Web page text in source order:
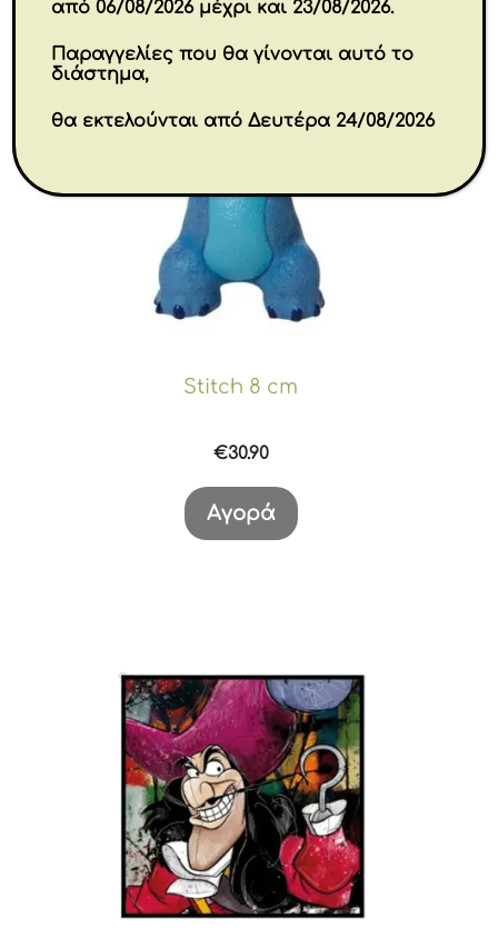
Stitch 8 cm
€30.90
Αγορά
από 06/08/2026 μέχρι και 23/08/2026.
Παραγγελίες που θα γίνονται αυτό το
διάστημα,
θα εκτελούνται από Δευτέρα 24/08/2026